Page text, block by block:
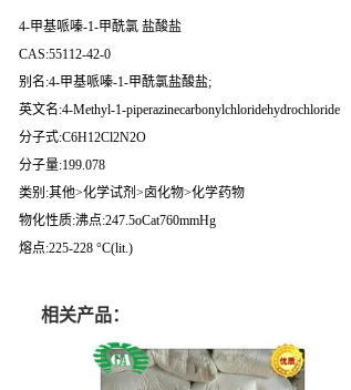
4-甲基哌嗪-1-甲酰氯 盐酸盐
CAS:55112-42-0
别名:4-甲基哌嗪-1-甲酰氯盐酸盐;
英文名:4-Methyl-1-piperazinecarbonylchloridehydrochloride
分子式:C6H12Cl2N2O
分子量:199.078
类别:其他>化学试剂>卤化物>化学药物
物化性质:沸点:247.5oCat760mmHg
熔点:225-228 °C(lit.)
相关产品：